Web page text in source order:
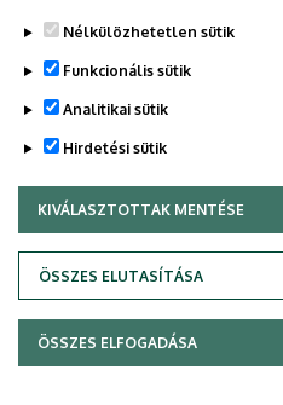
Adatvédelem
Copyright ©
Nélkülözhetetlen sütik
Funkcionális sütik
Analitikai sütik
Hirdetési sütik
KIVÁLASZTOTTAK MENTÉSE
ÖSSZES ELUTASÍTÁSA
WITHDRAW CONSENT
ÖSSZES ELFOGADÁSA